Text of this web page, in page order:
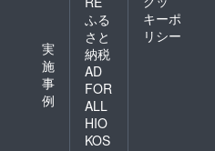
実
施
事
例
ふる
さと
納税
AD
FOR
ALL
HIO
KOS
キーポ
リシー